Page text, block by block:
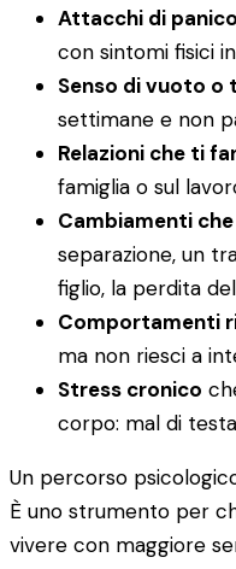
Attacchi di panico
con sintomi fisici
Senso di vuoto o
settimane e non
Relazioni che ti
famiglia o sul
Cambiamenti
separazione, un
figlio, la perdita
Comportamenti
ma non riesci a
Stress cronico
corpo: mal di
Un percorso
È uno strumento per
vivere con maggiore